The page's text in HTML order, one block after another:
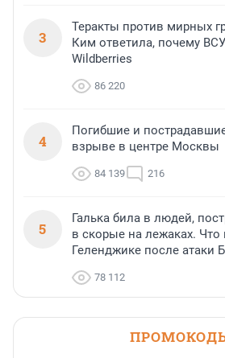
3
Теракты против мирных
Ким ответила, почему
Wildberries
86 220
4
Погибшие и
взрыве в центре Москвы
84 139 216
5
Галька била в людей,
в скорые на лежаках. Что
Геленджике после атаки
78 112